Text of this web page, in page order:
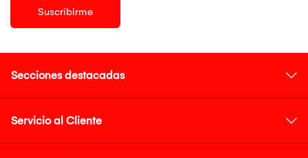
Suscribirme
Secciones destacadas
Servicio al Cliente